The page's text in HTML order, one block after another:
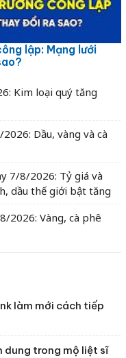
lập: Mạng lưới
Kim loại quý tăng
Dầu, vàng và cà
7/8/2026: Tỷ giá và
dầu thế giới bật tăng
2026: Vàng, cà phê
làm mới cách tiếp
dung trong mộ liệt sĩ